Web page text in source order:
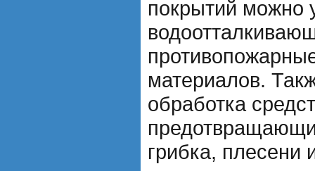
покрытий можно
материалов.
обработка
грибка, плесени